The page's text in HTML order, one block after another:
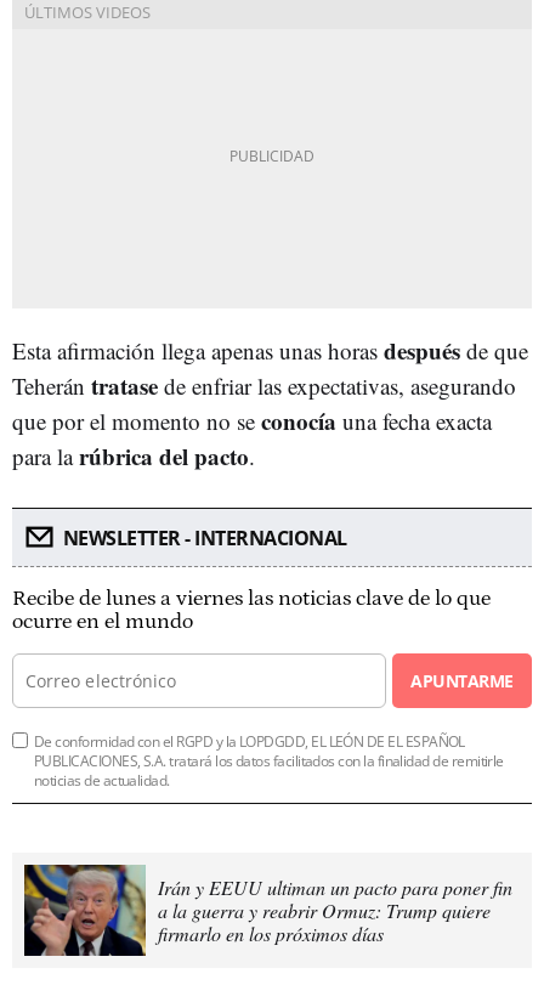
Esta afirmación llega apenas unas horas después de que
Teherán tratase de enfriar las expectativas, asegurando
que por el momento no se conocía una fecha exacta
para larúbrica del pacto.
NEWSLETTER - INTERNACIONAL
Recibe de lunes a viernes las noticias clave de lo que
ocurre en el mundo
APUNTARME
De conformidad con el RGPD y la LOPDGDD, EL LEÓN DE EL ESPAÑOL
PUBLICACIONES, S.A. tratará los datos facilitados con la finalidad de remitirle
noticias de actualidad.
Irán y EEUU ultiman un pacto para poner fin
a la guerra y reabrir Ormuz: Trump quiere
firmarlo en los próximos días